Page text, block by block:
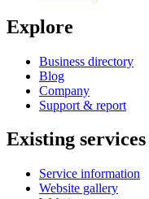
Explore
Business directory
Blog
Company
Support & report
Existing services
Service information
Website gallery